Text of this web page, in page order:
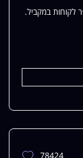
לקוחות במקביל.
78424